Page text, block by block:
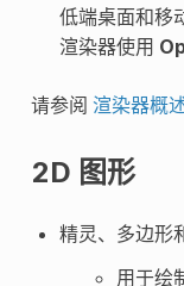
低端桌面和移
渲染器使用
请参阅 渲染器概
2D 图形
精灵、多边形
用于绘